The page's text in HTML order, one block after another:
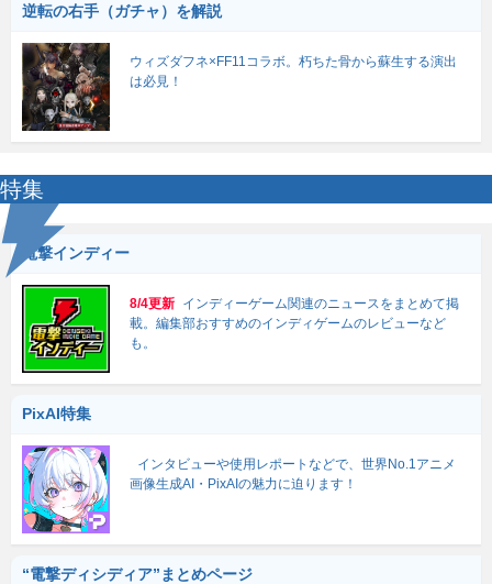
逆転の右手（ガチャ）を解説
ウィズダフネ×FF11コラボ。朽ちた骨から蘇生する演出
は必見！
特集
電撃インディー
8/4更新 インディーゲーム関連のニュースをまとめて掲
載。編集部おすすめのインディゲームのレビューなど
も。
PixAI特集
インタビューや使用レポートなどで、世界No.1アニメ
画像生成AI・PixAIの魅力に迫ります！
“電撃ディシディア”まとめページ